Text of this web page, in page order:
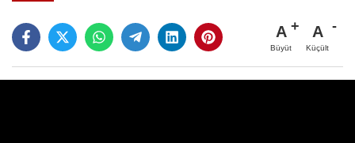
A
Büyüt
A
Küçült